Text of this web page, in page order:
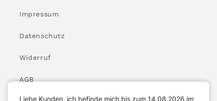
Impressum
Datenschutz
Widerruf
AGB
Liebe Kunden, ich befinde mich bis zum 14.08.2026 im